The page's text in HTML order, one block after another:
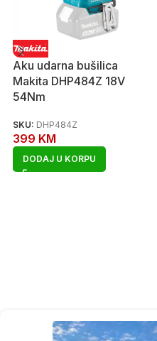
Aku udarna bušilica
Makita DHP484Z 18V
54Nm
SKU: DHP484Z
399 KM
DODAJ U KORPU